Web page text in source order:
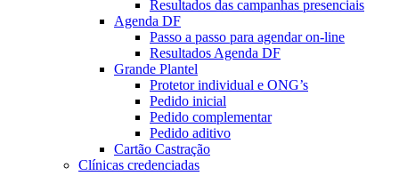
Resultados das campanhas presenciais
Agenda DF
Passo a passo para agendar on-line
Resultados Agenda DF
Grande Plantel
Protetor individual e ONG’s
Pedido inicial
Pedido complementar
Pedido aditivo
Cartão Castração
Clínicas credenciadas